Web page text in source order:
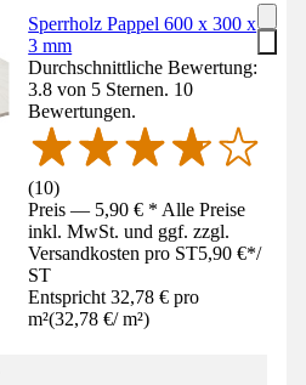
Sperrholz Pappel 600 x 300 x
3 mm
Durchschnittliche Bewertung:
3.8 von 5 Sternen. 10
Bewertungen.
(10)
Preis — 5,90 € * Alle Preise
inkl. MwSt. und ggf. zzgl.
Versandkosten pro ST5,90 €*/
ST
Entspricht 32,78 € pro
m²(32,78 €/ m²)